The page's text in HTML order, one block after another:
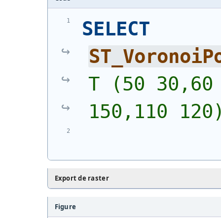
SELECT
T (50 30,60
150,110
Export de raster
Figure